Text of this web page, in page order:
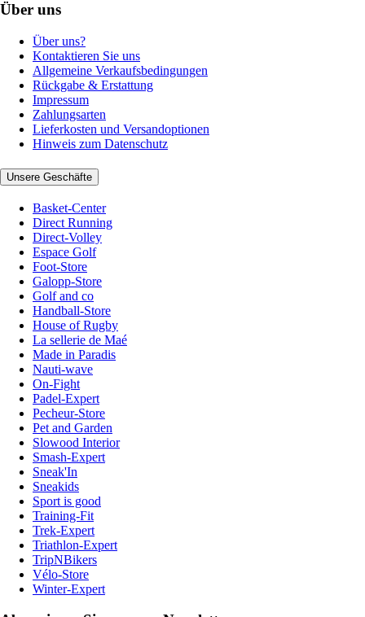
Über uns
Über uns?
Kontaktieren Sie uns
Allgemeine Verkaufsbedingungen
Rückgabe & Erstattung
Impressum
Zahlungsarten
Lieferkosten und Versandoptionen
Hinweis zum Datenschutz
Unsere Geschäfte
Basket-Center
Direct Running
Direct-Volley
Espace Golf
Foot-Store
Galopp-Store
Golf and co
Handball-Store
House of Rugby
La sellerie de Maé
Made in Paradis
Nauti-wave
On-Fight
Padel-Expert
Pecheur-Store
Pet and Garden
Slowood Interior
Smash-Expert
Sneak'In
Sneakids
Sport is good
Training-Fit
Trek-Expert
Triathlon-Expert
TripNBikers
Vélo-Store
Winter-Expert